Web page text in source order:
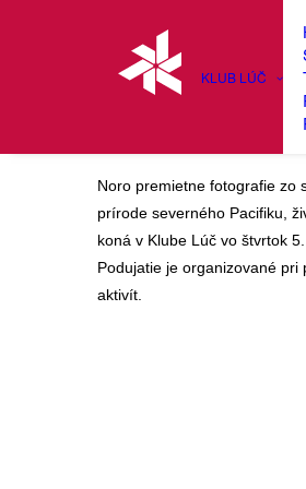
KLUB LÚČ
Morským
Noro premietne fotografie zo
prírode severného Pacifiku,
koná v Klube Lúč vo štvrtok
Podujatie je organizované
aktivít.